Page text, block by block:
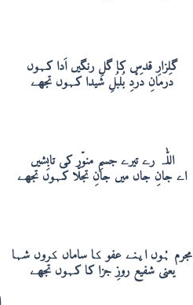
گلزارِ قدس کا گلِ رنگیں اَدا کہوں
دَرمانِ دَرْدِ بُلبُلِ شیدا کہوں تجھے
اللّٰہ رے تیرے جسمِ منوّر کی تابِشیں
اے جانِ جاں میں جانِ تجلّا کہوں تجھے
مجرم ہُوں اپنے عفو کا ساماں کروں شہا
یعنی شفیع روزِ جزا کا کہوں تجھے